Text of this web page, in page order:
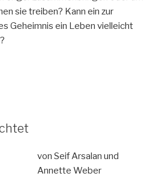
sie treiben? Kann ein zur
Geheimnis ein Leben vielleicht
von Seif Arsalan und
Annette Weber